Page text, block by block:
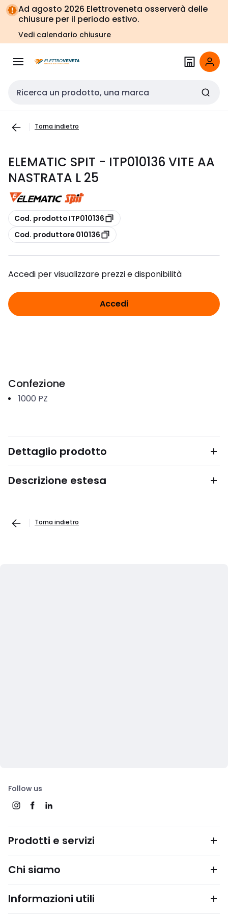
Vai alla
navigazione
Vai
alla
pagina
Ad agosto 2026 Elettroveneta osserverà delle
chiusure per il periodo estivo.
Vedi calendario chiusure
Cerca input
Torna indietro
ELEMATIC SPIT - ITP010136 VITE AA
NASTRATA L 25
copia
Cod. prodotto ITP010136
copia
Cod. produttore 010136
Accedi per visualizzare prezzi e disponibilità
Accedi
Confezione
1000 PZ
Dettaglio prodotto
Descrizione estesa
Torna indietro
Follow us
Prodotti e servizi
Chi siamo
Informazioni utili